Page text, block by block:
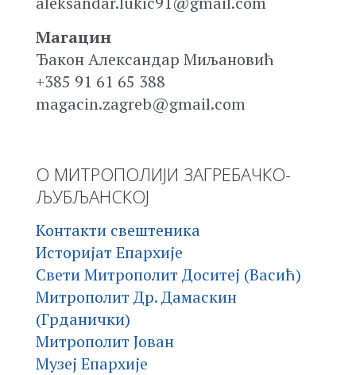
Магацин
Ђакон Александар Миљановић
+385 91 61 65 388
magacin.zagreb@gmail.com
О МИТРОПОЛИЈИ ЗАГРЕБАЧКО-
ЉУБЉАНСКОЈ
Контакти свештеника
Историјат Епархије
Свети Митрополит Доситеј (Васић)
Митрополит Др. Дамаскин
(Грданички)
Митрополит Јован
Музеј Епархије